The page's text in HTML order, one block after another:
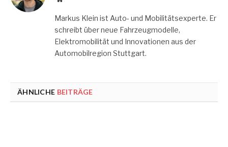
Markus Klein ist Auto- und Mobilitätsexperte. Er
schreibt über neue Fahrzeugmodelle,
Elektromobilität und Innovationen aus der
Automobilregion Stuttgart.
ÄHNLICHE BEITRÄGE